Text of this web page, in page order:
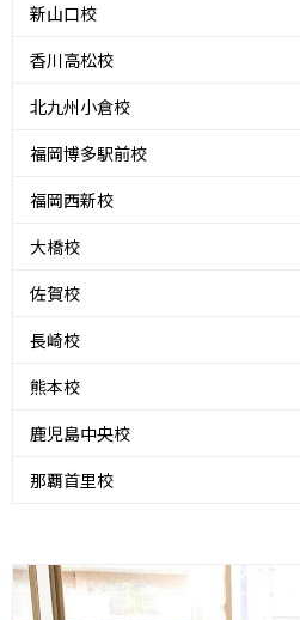
新山口校
香川高松校
北九州小倉校
福岡博多駅前校
福岡西新校
大橋校
佐賀校
長崎校
熊本校
鹿児島中央校
那覇首里校